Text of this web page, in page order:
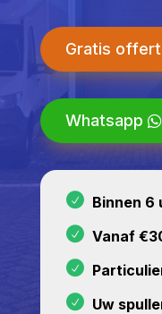
Gratis
Whatsapp
Binnen 6
Vanaf
Uw